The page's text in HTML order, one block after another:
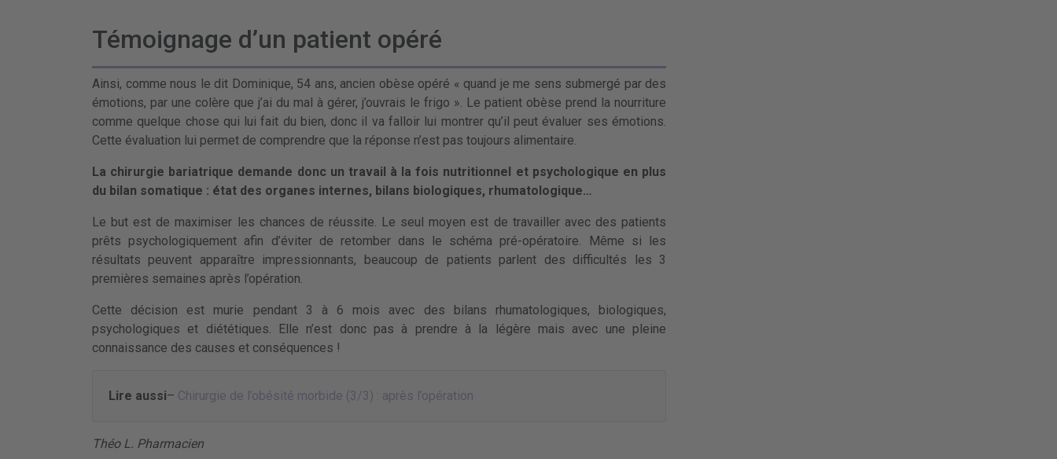
Témoignage d’un patient opéré
Ainsi, comme nous le dit Dominique, 54 ans, ancien obèse opéré « quand je me sens submergé par des
émotions, par une colère que j’ai du mal à gérer, j’ouvrais le frigo ». Le patient obèse prend la nourriture
comme quelque chose qui lui fait du bien, donc il va falloir lui montrer qu’il peut évaluer ses émotions.
Cette évaluation lui permet de comprendre que la réponse n’est pas toujours alimentaire.
La chirurgie bariatrique demande donc un travail à la fois nutritionnel et psychologique en plus
du bilan somatique : état des organes internes, bilans biologiques, rhumatologique…
Le but est de maximiser les chances de réussite. Le seul moyen est de travailler avec des patients
prêts psychologiquement afin d’éviter de retomber dans le schéma pré-opératoire. Même si les
résultats peuvent apparaître impressionnants, beaucoup de patients parlent des difficultés les 3
premières semaines après l’opération.
Cette décision est murie pendant 3 à 6 mois avec des bilans rhumatologiques, biologiques,
psychologiques et diététiques. Elle n’est donc pas à prendre à la légère mais avec une pleine
connaissance des causes et conséquences !
Lire aussi– Chirurgie de l’obésité morbide (3/3) : après l’opération
Théo L. Pharmacien